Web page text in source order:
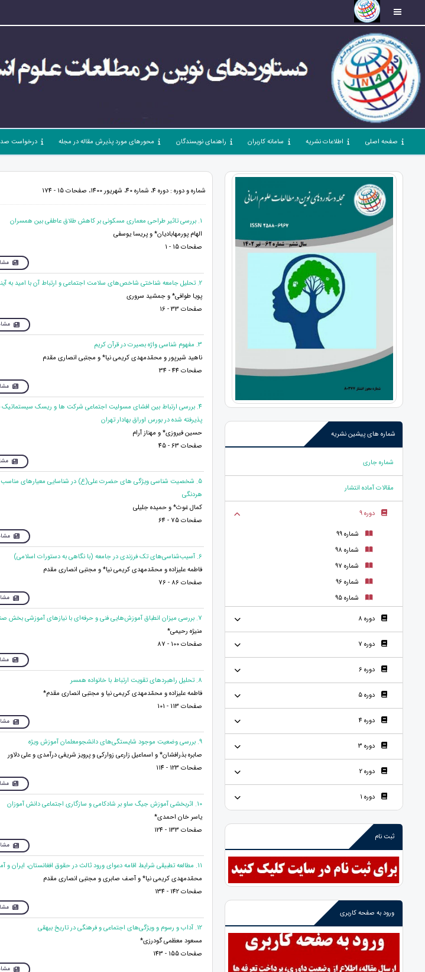
صفحه اصلی اطلاعات نشریه سامانه کاربران راهنمای نویسندگان محورهای مورد پذیرش مقاله در مجله درخواست
شماره های پیشین نشریه
شماره جاری
مقالات آماده انتشار
دوره 9
شماره 99
شماره 98
شماره 97
شماره 96
شماره 95
دوره 8
دوره 7
دوره 6
دوره 5
دوره 4
دوره 3
دوره 2
دوره 1
ثبت نام
ورود به صفحه کاربری
شماره و دوره : دوره 4، شماره 40، شهریور 1400، صفحات 15 - 174
1. بررسی تاثیر طراحی معماری مسکونی بر کاهش طلاق عاطفی بین همسران
الهام پورمهابادیان* و پریسا یوسفی
صفحات 15 - 1
2. تحلیل جامعه شناختی شاخص‌های سلامت اجتماعی و ارتباط آن با امید به آینده (مورد مطالعه: شهروندان کلانشهر اهواز)
پویا طوافی* و جمشید سروری
صفحات 33 - 16
3. مفهوم شناسی واژه بصیرت در قرآن کریم
ناهید شیرپور و محمّدمهدی کریمی نیا* و مجتبی انصاری مقدم
صفحات 44 - 34
4. بررسی ارتباط بین افشای مسولیت اجتماعی شرکت ها و ریسک
پذیرفته شده در بورس اوراق بهادار تهران
حسین فیروزی* و مهناز آرام
صفحات 63 - 45
5. شخصیت شناسی ویژگی های حضرت علی(ع) در شناسایی معیارهای
هردنگی
کمال غوث* و حمیده جلیلی
صفحات 75 - 64
6. آسیب‌شناسی‌های تک فرزندی در جامعه (با نگاهی به دستورات اسلامی)
فاطمه علیزاده و محمّدمهدی کریمی نیا* و مجتبی انصاری مقدم
صفحات 86 - 76
7. بررسی ميزان انطباق آموزش‌هايی فنی و حرفه‌‌ای با نيازهای آموزشی بخش صنايع در شهرستان کنگان
منیژه رحیمی*
صفحات 100 - 87
8. تحلیل راهبردهای تقویت ارتباط با خانواده همسر
فاطمه علیزاده و محمّدمهدی کریمی نیا و مجتبی انصاری مقدم*
صفحات 113 - 101
9. بررسی وضعیت موجود شایستگی‌های دانشجو‌معلمان آموزش‌ ویژه
صابره بذرافشان* و اسماعیل زارعی زوارکی و پرویز شریفی درآمدی و علی دلاور
صفحات 123 - 114
10. اثربخشی آموزش جیگ ساو بر شادکامی و سازگاری اجتماعی دانش‌ آموزان
یاسر خان احمدی*
صفحات 133 - 124
11. مطالعه تطبیقی شرایط اقامه دعوای ورود ثالث در حقوق افغانستان، ایران و آمریکا
محمّدمهدی کریمی نیا* و آصف صابری و مجتبی انصاری مقدم
صفحات 142 - 134
12. آداب و رسوم و ویژگی‌های اجتماعی و فرهنگی در تاریخ بیهقی
مسعود معظمی گودرزی*
صفحات 155 - 143